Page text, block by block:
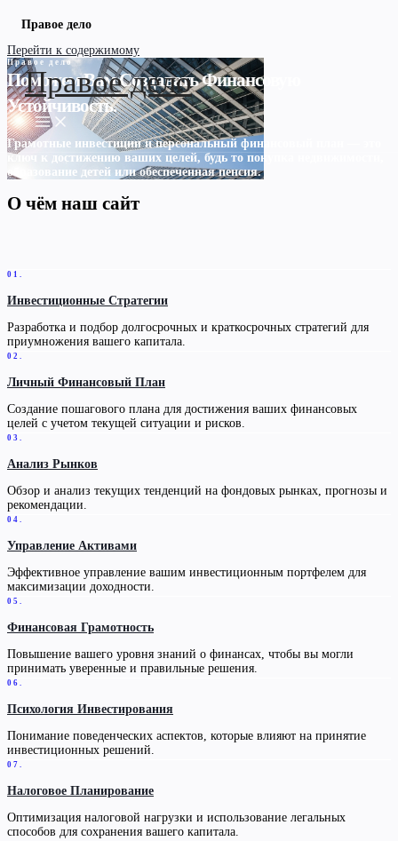
Правое дело
Перейти к содержимому
Правое дело
Правое дело
Поможем Вам Создавать Финансовую
Устойчивость.
Грамотные инвестиции и персональный финансовый план — это
ключ к достижению ваших целей, будь то покупка недвижимости,
образование детей или обеспеченная пенсия.
О чём наш сайт
01.
Инвестиционные Стратегии
Разработка и подбор долгосрочных и краткосрочных стратегий для
приумножения вашего капитала.
02.
Личный Финансовый План
Создание пошагового плана для достижения ваших финансовых
целей с учетом текущей ситуации и рисков.
03.
Анализ Рынков
Обзор и анализ текущих тенденций на фондовых рынках, прогнозы и
рекомендации.
04.
Управление Активами
Эффективное управление вашим инвестиционным портфелем для
максимизации доходности.
05.
Финансовая Грамотность
Повышение вашего уровня знаний о финансах, чтобы вы могли
принимать уверенные и правильные решения.
06.
Психология Инвестирования
Понимание поведенческих аспектов, которые влияют на принятие
инвестиционных решений.
07.
Налоговое Планирование
Оптимизация налоговой нагрузки и использование легальных
способов для сохранения вашего капитала.